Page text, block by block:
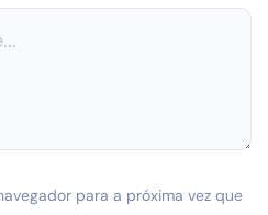
para a próxima vez que